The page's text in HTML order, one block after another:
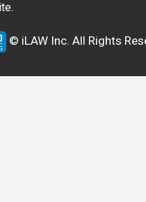
© iLAW Inc. All Rights